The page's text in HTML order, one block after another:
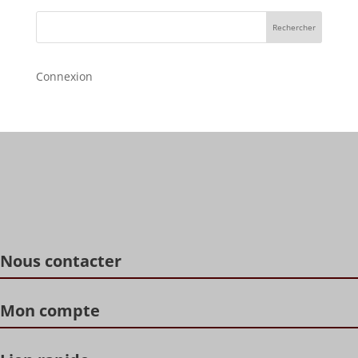
Rechercher
Connexion
Nous contacter
Mon compte